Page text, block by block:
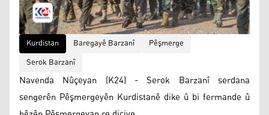
Kurdistan Baregayê Barzanî
Pêşmerge
Serok Barzanî
Navenda Nûçeyan (K24) - Serok Barzanî serdana
sengerên Pêşmergeyên Kurdistanê dike û bi fermande û